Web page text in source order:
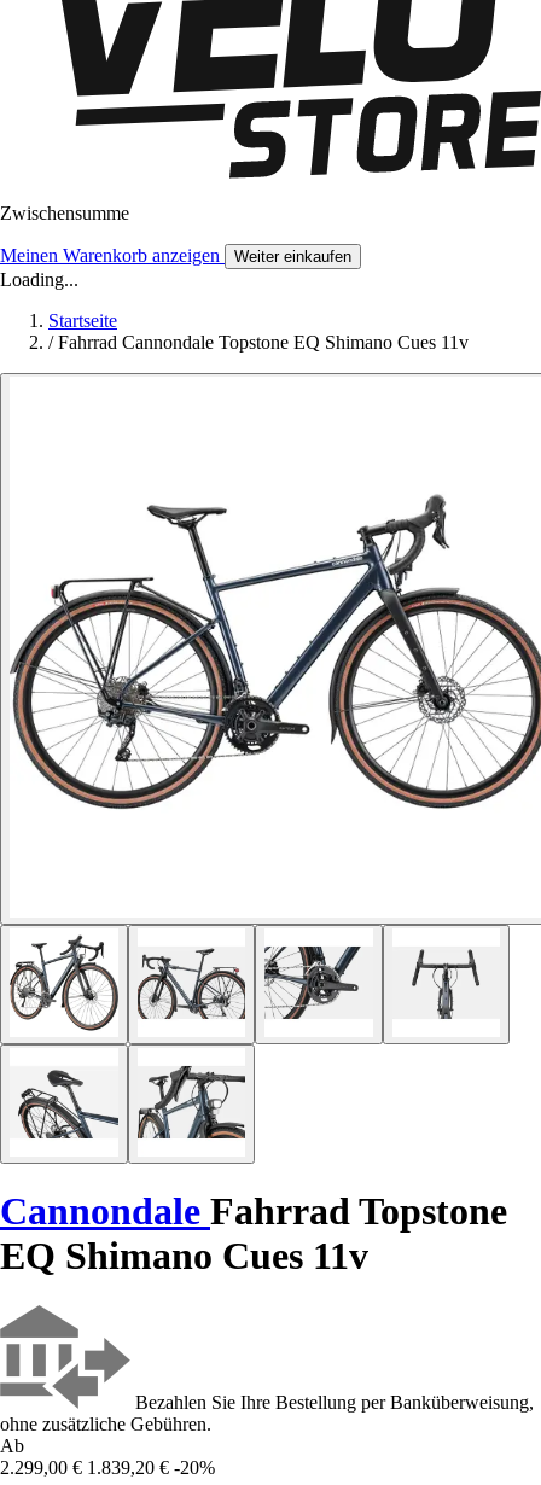
Zwischensumme
Meinen Warenkorb anzeigen Weiter einkaufen
Loading...
Startseite
/ Fahrrad Cannondale Topstone EQ Shimano Cues 11v
Cannondale Fahrrad Topstone
EQ Shimano Cues 11v
Bezahlen Sie Ihre Bestellung per Banküberweisung,
ohne zusätzliche Gebühren.
Ab
2.299,00 € 1.839,20 € -20%